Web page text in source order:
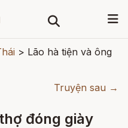
> Lão hà tiện và ông
Truyện sau →
đóng giày